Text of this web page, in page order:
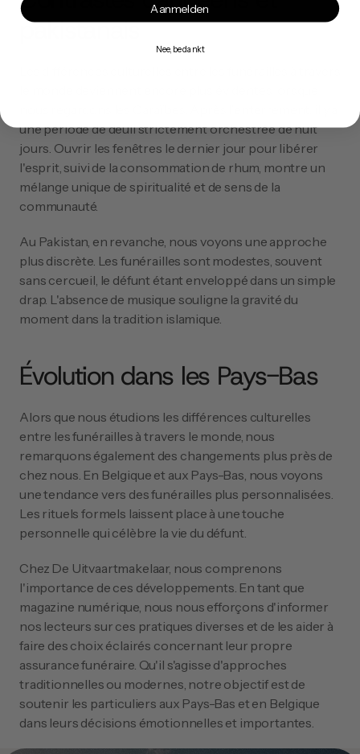
pakistanais
une période de deuil strictement orchestrée de huit
jours. Ouvrir les fenêtres le dernier jour pour libérer
l'esprit, suivi de la consommation de rhum, montre un
mélange unique de spiritualité et de sens de la
communauté.
Au Pakistan, en revanche, nous voyons une approche
plus discrète. Les funérailles sont modestes, souvent
sans cercueil, le défunt étant enveloppé dans un simple
drap. L'absence de musique souligne la gravité du
moment dans la tradition islamique.
Évolution dans les Pays-Bas
Alors que nous étudions les différences culturelles
entre les funérailles à travers le monde, nous
remarquons également des changements plus près de
chez nous. En Belgique et aux Pays-Bas, nous voyons
une tendance vers des funérailles plus personnalisées.
Les rituels formels laissent place à une touche
personnelle qui célèbre la vie du défunt.
Chez De Uitvaartmakelaar, nous comprenons
l'importance de ces développements. En tant que
magazine numérique, nous nous efforçons d'informer
nos lecteurs sur ces pratiques diverses et de les aider à
faire des choix éclairés concernant leur propre
assurance funéraire. Qu'il s'agisse d'approches
traditionnelles ou modernes, notre objectif est de
soutenir les particuliers aux Pays-Bas et en Belgique
dans leurs décisions émotionnelles et importantes.
Aanmelden
Nee, bedankt